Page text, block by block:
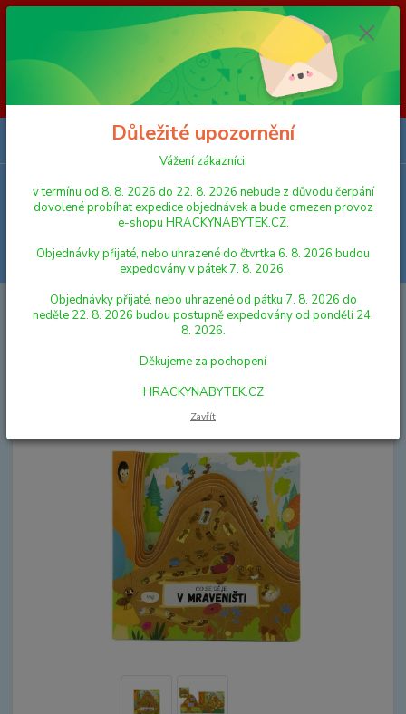
Vážení zákazníci, v termínu od 8. 8. 2026 do 23. 8. 2026 nebude z
důvodu čerpání dovolené probíhat expedice objednávek a bude omezen
provoz e-shopu HRACKYNABYTEK.CZ. Objednávky přijaté, nebo
uhrazené do čtvrtka 6. 8. 2026 budou expedovány v pátek 7. 8. 2026.
Objednávky přijaté, nebo uhrazené od pátku 7. 8. 2026 do neděle 23. 8.
2026 budou postupně expedovány od pondělí 24. 8. 2026. Děkujeme za
pochopení HRACKYNABYTEK.CZ
Menu
Hledat
DĚTSKÉ KNIHY
Albatros Knížka Co se děje v mraveništi 23x23x2
Albatros Knížka Co se děje v
mraveništi 23x23x2 cm
Důležité upozornění
Vážení zákazníci,
v termínu od 8. 8. 2026 do 22. 8. 2026 nebude z důvodu čerpání
dovolené probíhat expedice objednávek a bude omezen provoz
e-shopu HRACKYNABYTEK.CZ.
Objednávky přijaté, nebo uhrazené do čtvrtka 6. 8. 2026 budou
expedovány v pátek 7. 8. 2026.
Objednávky přijaté, nebo uhrazené od pátku 7. 8. 2026 do
neděle 22. 8. 2026 budou postupně expedovány od pondělí 24.
8. 2026.
Děkujeme za pochopení
HRACKYNABYTEK.CZ
Zavřít